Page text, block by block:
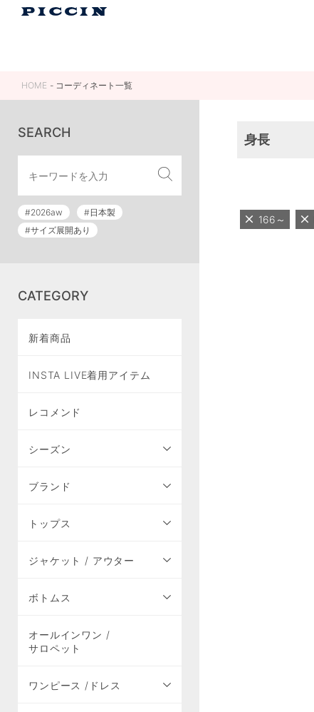
HOME コーディネート一覧
SEARCH
#2026aw
#日本製
#サイズ展開あり
CATEGORY
新着商品
INSTA LIVE着用アイテム
レコメンド
シーズン
ブランド
トップス
ジャケット / アウター
ボトムス
オールインワン /
サロペット
ワンピース /ドレス
身長
166～